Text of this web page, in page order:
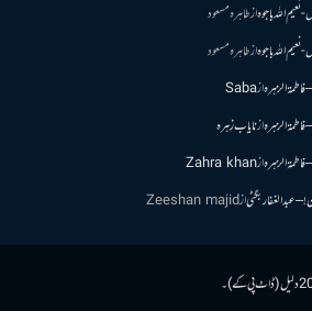
اللہ باجوہازطاہرہ مسعود
اللہ باجوہازطاہرہ مسعود
ازSaba
ازنایاب زہرہ
ازZahra khan
عبدالغفار بگٹیازZeeshan majid